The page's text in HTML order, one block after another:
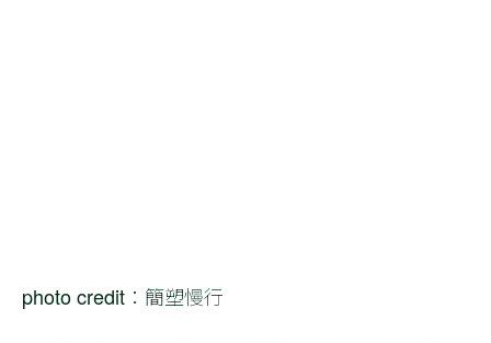
photo credit：簡塑慢行